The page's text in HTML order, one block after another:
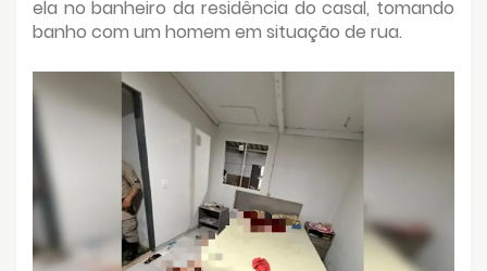
ela no banheiro da residência do casal, tomando
banho com um homem em situação de rua.